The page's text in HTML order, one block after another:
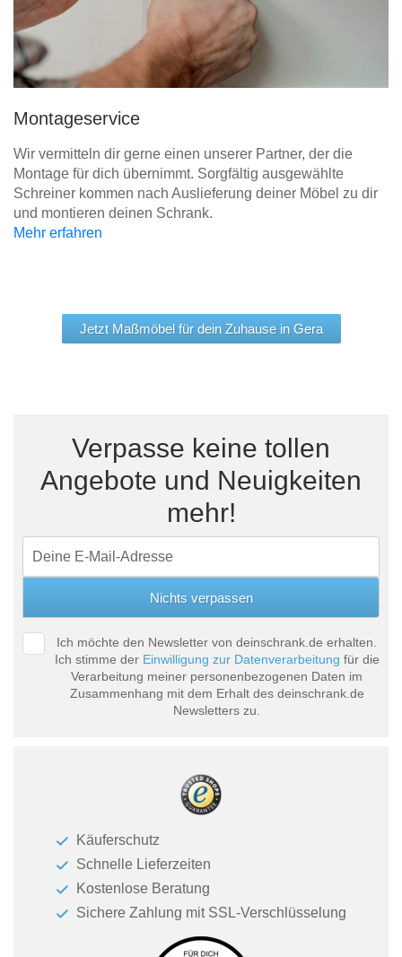
Montageservice
Wir vermitteln dir gerne einen unserer Partner, der die
Montage für dich übernimmt. Sorgfältig ausgewählte
Schreiner kommen nach Auslieferung deiner Möbel zu dir
und montieren deinen Schrank.
Mehr erfahren
Jetzt Maßmöbel für dein Zuhause in Gera
Verpasse keine tollen
Angebote und Neuigkeiten
mehr!
Ich möchte den Newsletter von deinschrank.de erhalten.
Ich stimme der Einwilligung zur Datenverarbeitung für die
Verarbeitung meiner personenbezogenen Daten im
Zusammenhang mit dem Erhalt des deinschrank.de
Newsletters zu.
Käuferschutz
Schnelle Lieferzeiten
Kostenlose Beratung
Sichere Zahlung mit SSL-Verschlüsselung